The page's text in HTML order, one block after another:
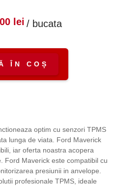
inițial a fost:
lei
Prețul curent
/ bucata
ÎN COȘ
optim cu senzori TPMS
lunga de viata. Ford Maverick
iar oferta noastra acopera
Ford Maverick este compatibil cu
presiunii in anvelope.
profesionale TPMS, ideale